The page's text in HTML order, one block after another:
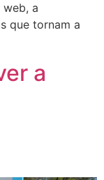
a
que tornam a
a